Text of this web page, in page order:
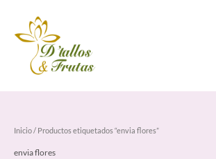
contenido
Inicio/ Productos etiquetados “envia flores”
envia flores
Ordenado
por